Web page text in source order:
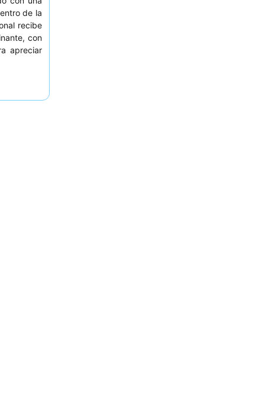
de la
recibe
con
apreciar